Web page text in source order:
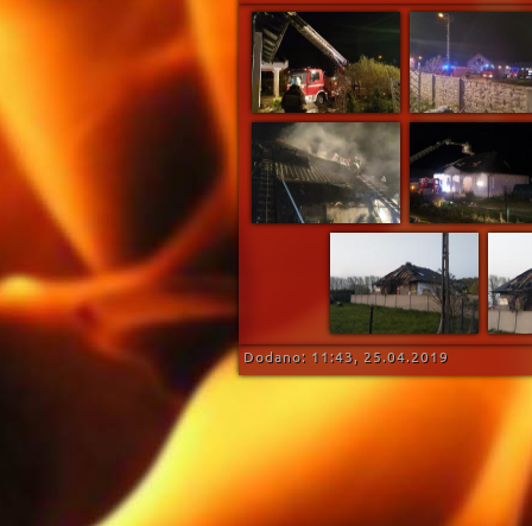
Dodano: 11:43, 25.04.2019